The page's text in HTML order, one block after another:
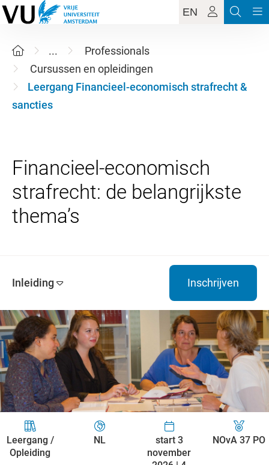
EN
...
Professionals
Cursussen en opleidingen
Leergang Financieel-economisch strafrecht &
sancties
Financieel-economisch
strafrecht: de belangrijkste
Inleiding Inschrijven
Leergang /
Opleiding
NL
start 3
november
NOvA 37 PO